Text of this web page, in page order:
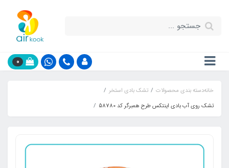
0
خانهدسته بندی محصولات
تشک بادی استخر
تشک روی آب بادی اینتکس طرح همبرگر کد 58780